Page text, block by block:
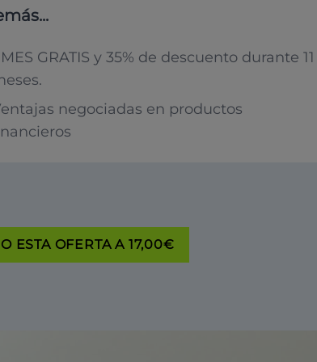
MES GRATIS y 35% de descuento durante 11
negociadas en productos
ESTA OFERTA A 17,00€